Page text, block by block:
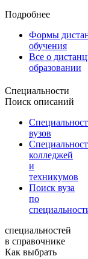
Подробнее
Формы
обучения
Все о
образовании
Специальности
Поиск описаний
вузов
колледжей
и
техникумов
Поиск вуза
по
специальностей
в справочнике
Как выбрать